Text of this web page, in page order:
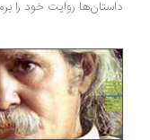
روایت خود را